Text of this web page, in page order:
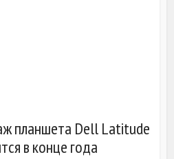
планшета Dell Latitude
в конце года